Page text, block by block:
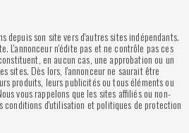
depuis son site vers d'autres sites indépendants.
L'annonceur n'édite pas et ne contrôle pas ces
en aucun cas, une approbation ou un
sites. Dès lors, l'annonceur ne saurait être
produits, leurs publicités ou tous éléments ou
vous rappelons que les sites affiliés ou non-
conditions d'utilisation et politiques de protection